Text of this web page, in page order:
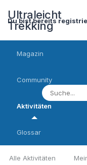
Ultraleicht
Trekking
Du bist bereits
Magazin
Community
Aktivitäten
Alle Aktivitäten
Glossar